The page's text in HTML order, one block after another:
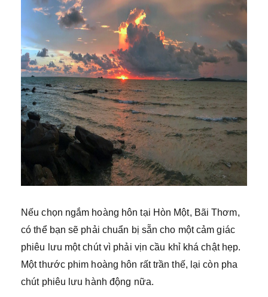
Nếu chọn ngắm hoàng hôn tại Hòn Một, Bãi Thơm,
có thể bạn sẽ phải chuẩn bị sẵn cho một cảm giác
phiêu lưu một chút vì phải vịn cầu khỉ khá chật hẹp.
Một thước phim hoàng hôn rất trần thế, lại còn pha
chút phiêu lưu hành động nữa.